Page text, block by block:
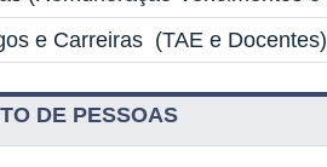
e Carreiras (TAE e Docentes)
DE PESSOAS